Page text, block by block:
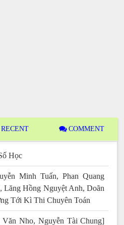
COMMENT
Học
Minh Tuấn, Phan Quang
Lăng Hồng Nguyệt Anh, Doãn
Tới Kì Thi Chuyên Toán
Nho, Nguyễn Tài Chung]